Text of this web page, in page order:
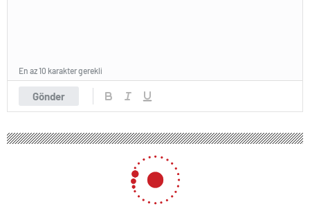
Gönder
En az 10 karakter gerekli